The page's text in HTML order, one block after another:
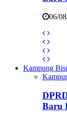
06/
Kampung
Baru